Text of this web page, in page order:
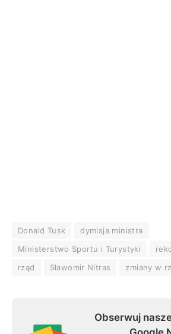
Donald Tusk
dymisja ministra
Ministerstwo Sportu i Turystyki
rząd
Sławomir Nitras zmiany w
Obserwuj